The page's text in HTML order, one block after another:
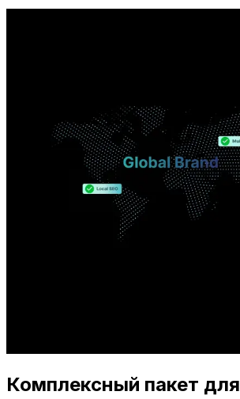
Комплексный пакет для